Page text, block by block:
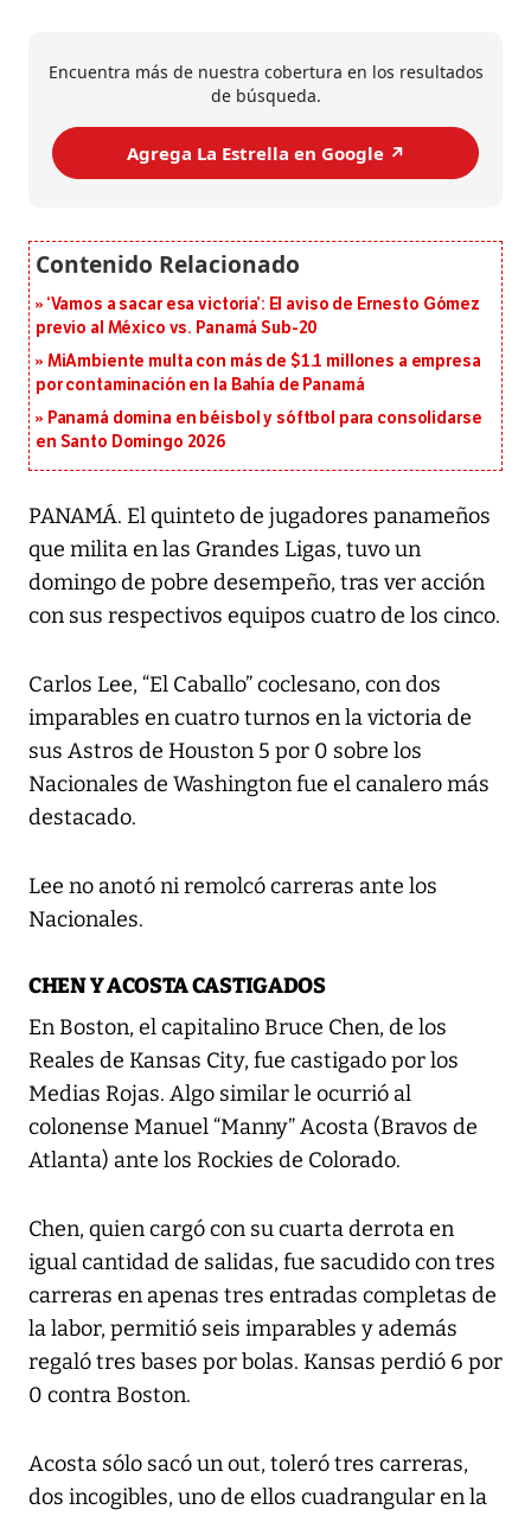
Encuentra más de nuestra cobertura en los resultados
de búsqueda.
Agrega La Estrella en Google ↗️
‘Vamos a sacar esa victoria’: El aviso de Ernesto Gómez
previo al México vs. Panamá Sub-20
MiAmbiente multa con más de $1.1 millones a empresa
por contaminación en la Bahía de Panamá
Panamá domina en béisbol y sóftbol para consolidarse
en Santo Domingo 2026
PANAMÁ. El quinteto de jugadores panameños
que milita en las Grandes Ligas, tuvo un
domingo de pobre desempeño, tras ver acción
con sus respectivos equipos cuatro de los cinco.
Carlos Lee, “El Caballo” coclesano, con dos
imparables en cuatro turnos en la victoria de
sus Astros de Houston 5 por 0 sobre los
Nacionales de Washington fue el canalero más
destacado.
Lee no anotó ni remolcó carreras ante los
Nacionales.
CHEN Y ACOSTA CASTIGADOS
En Boston, el capitalino Bruce Chen, de los
Reales de Kansas City, fue castigado por los
Medias Rojas. Algo similar le ocurrió al
colonense Manuel “Manny” Acosta (Bravos de
Atlanta) ante los Rockies de Colorado.
Chen, quien cargó con su cuarta derrota en
igual cantidad de salidas, fue sacudido con tres
carreras en apenas tres entradas completas de
la labor, permitió seis imparables y además
regaló tres bases por bolas. Kansas perdió 6 por
0 contra Boston.
Acosta sólo sacó un out, toleró tres carreras,
dos incogibles, uno de ellos cuadrangular en la